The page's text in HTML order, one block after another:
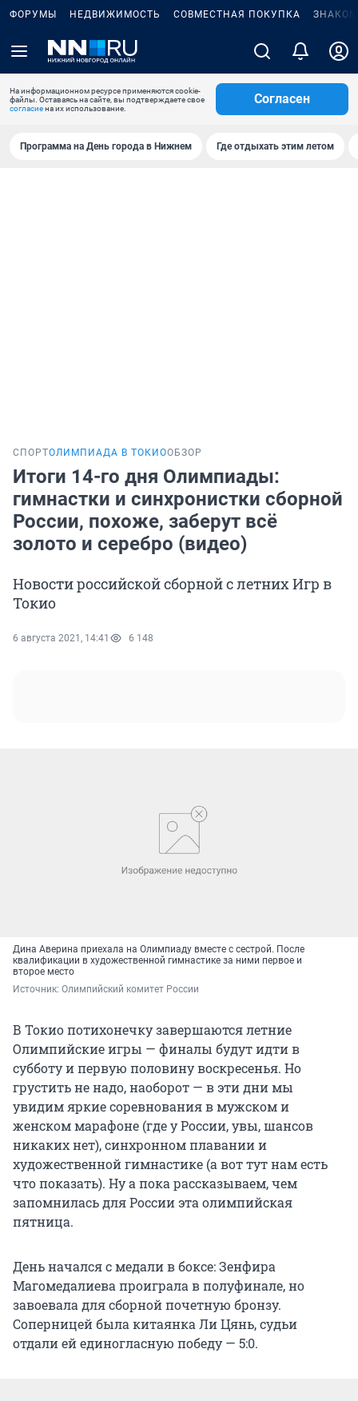
ФОРУМЫ НЕДВИЖИМОСТЬ СОВМЕСТНАЯ ПОКУПКА
На информационном ресурсе применяются cookie-
файлы. Оставаясь на сайте, вы подтверждаете свое
согласиена их использование.
Согласен
Программа на День города в Нижнем Где отдыхать этим летом
СПОРТОЛИМПИАДА В ТОКИООБЗОР
Итоги 14-го дня Олимпиады:
гимнастки и синхронистки сборной
России, похоже, заберут всё
золото и серебро (видео)
Новости российской сборной с летних Игр в
Токио
6 августа 2021, 14:41 6 148
Дина Аверина приехала на Олимпиаду вместе с сестрой. После
квалификации в художественной гимнастике за ними первое и
второе место
Источник: Олимпийский комитет России
В Токио потихонечку завершаются летние
Олимпийские игры — финалы будут идти в
субботу и первую половину воскресенья. Но
грустить не надо, наоборот — в эти дни мы
увидим яркие соревнования в мужском и
женском марафоне (где у России, увы, шансов
никаких нет), синхронном плавании и
художественной гимнастике (а вот тут нам есть
что показать). Ну а пока рассказываем, чем
запомнилась для России эта олимпийская
пятница.
День начался с медали в боксе: Зенфира
Магомедалиева проиграла в полуфинале, но
завоевала для сборной почетную бронзу.
Соперницей была китаянка Ли Цянь, судьи
отдали ей единогласную победу — 5:0.